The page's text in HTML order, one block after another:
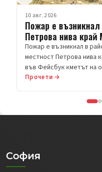
е възникнал в района
нива край Малко
е възникнал в района на
Петрова нива край Малко
кметът на общи…
София